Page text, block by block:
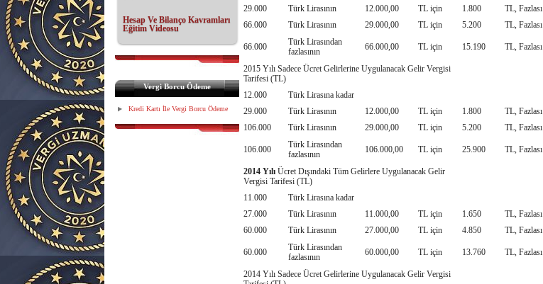
Hesap Ve Bilanço Kavramları
Eğitim Videosu
Vergi Borcu Ödeme
Kredi Kartı İle Vergi Borcu Ödeme
29.000
Türk Lirasının 12.000,00 TL için 1.800 TL, Fazlası
66.000
Türk Lirasının 29.000,00 TL için 5.200 TL, Fazlası
66.000
Türk Lirasından
fazlasının
66.000,00 TL için 15.190 TL, Fazlası
2015 Yılı Sadece Ücret Gelirlerine Uygulanacak Gelir Vergisi
Tarifesi (TL)
12.000
Türk Lirasına kadar
29.000
Türk Lirasının 12.000,00 TL için 1.800 TL, Fazlası
106.000
Türk Lirasının 29.000,00 TL için 5.200 TL, Fazlası
106.000
Türk Lirasından
fazlasının
106.000,00 TL için 25.900 TL, Fazlası
2014 Yılı Ücret Dışındaki Tüm Gelirlere Uygulanacak Gelir
Vergisi Tarifesi (TL)
11.000
Türk Lirasına kadar
27.000
Türk Lirasının 11.000,00 TL için 1.650 TL, Fazlası
60.000
Türk Lirasının 27.000,00 TL için 4.850 TL, Fazlası
60.000
Türk Lirasından
fazlasının
60.000,00 TL için 13.760 TL, Fazlası
2014 Yılı Sadece Ücret Gelirlerine Uygulanacak Gelir Vergisi